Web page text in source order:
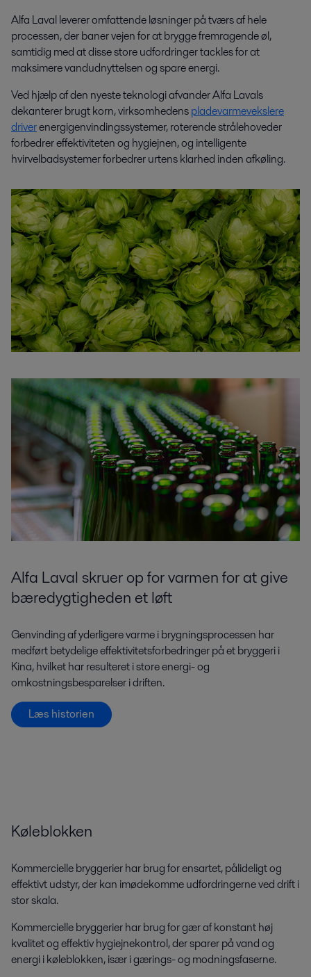
Alfa Laval leverer omfattende løsninger på tværs af hele
processen, der baner vejen for at brygge fremragende øl,
samtidig med at disse store udfordringer tackles for at
maksimere vandudnyttelsen og spare energi.
Ved hjælp af den nyeste teknologi afvander Alfa Lavals
dekanterer brugt korn, virksomhedenspladevarmevekslere
driverenergigenvindingssystemer, roterende strålehoveder
forbedrer effektiviteten og hygiejnen, og intelligente
hvirvelbadsystemer forbedrer urtens klarhed inden afkøling.
Alfa Laval skruer op for varmen for at give
bæredygtigheden et løft
Genvinding af yderligere varme i brygningsprocessen har
medført betydelige effektivitetsforbedringer på et bryggeri i
Kina, hvilket har resulteret i store energi- og
omkostningsbesparelser i driften.
Læs historien
Køleblokken
Kommercielle bryggerier har brug for ensartet, pålideligt og
effektivt udstyr, der kan imødekomme udfordringerne ved drift i
stor skala.
Kommercielle bryggerier har brug for gær af konstant høj
kvalitet og effektiv hygiejnekontrol, der sparer på vand og
energi i køleblokken, især i gærings- og modningsfaserne.